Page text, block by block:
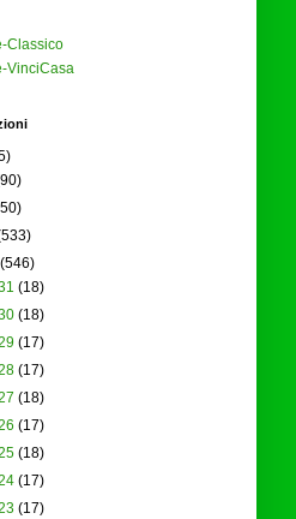
Classico
VinciCasa
(546)
(18)
(18)
(17)
(17)
(18)
(17)
(18)
(17)
(17)